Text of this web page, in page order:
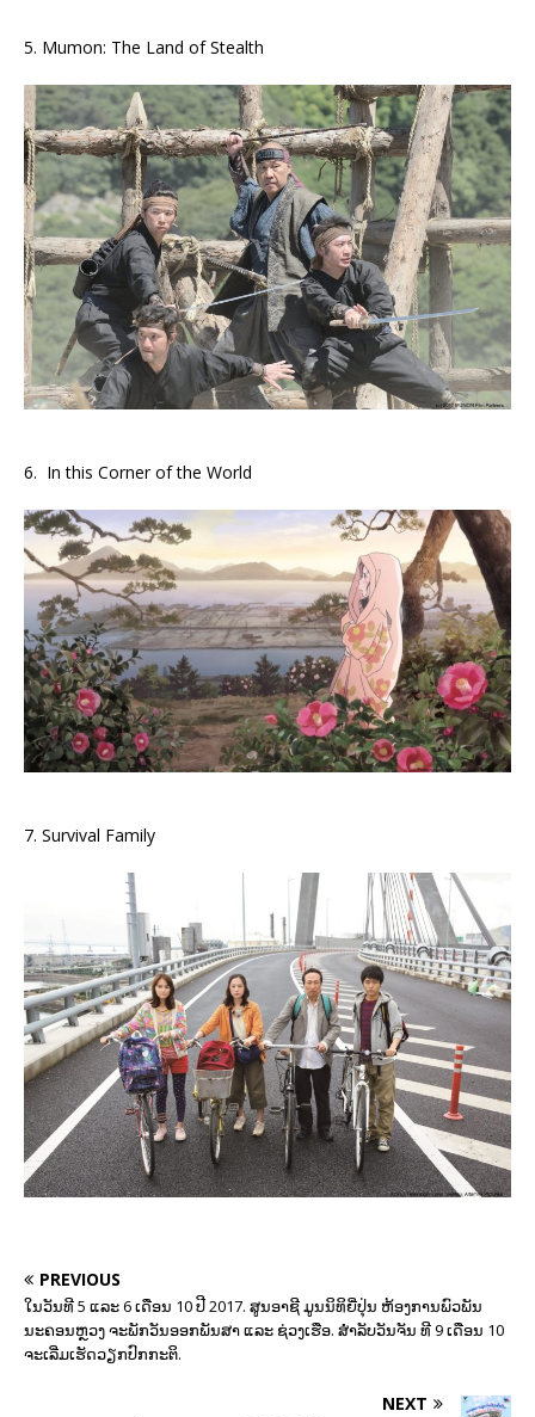
5. Mumon: The Land of Stealth
6. In this Corner of the World
7. Survival Family
PREVIOUS
ໃນວັນທີ 5 ແລະ 6 ເດືອນ 10 ປີ 2017. ສູນອາຊີ ມູນນິທິຍີ່່ປຸ່ນ ຫ້ອງການພົວພັນ
ນະຄອນຫຼວງ ຈະພັກວັນອອກພັນສາ ແລະ ຊ່ວງເຮືອ. ສຳລັບວັນຈັນ ທີ 9 ເດືອນ 10
ຈະເລີ່ມເຮັດວຽກປົກກະຕິ.
NEXT